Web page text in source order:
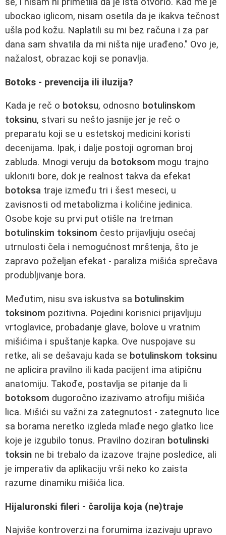
ubockao iglicom, nisam osetila da je ikakva tečnost
ušla pod kožu. Naplatili su mi bez računa i za par
dana sam shvatila da mi ništa nije urađeno." Ovo je,
nažalost, obrazac koji se ponavlja.
Botoks - prevencija ili iluzija?
Kada je reč o botoksu, odnosno botulinskom
toksinu, stvari su nešto jasnije jer je reč o
preparatu koji se u estetskoj medicini koristi
decenijama. Ipak, i dalje postoji ogroman broj
zabluda. Mnogi veruju da botoksom mogu trajno
ukloniti bore, dok je realnost takva da efekat
botoksa traje između tri i šest meseci, u
zavisnosti od metabolizma i količine jedinica.
Osobe koje su prvi put otišle na tretman
botulinskim toksinom često prijavljuju osećaj
utrnulosti čela i nemogućnost mrštenja, što je
zapravo poželjan efekat - paraliza mišića sprečava
produbljivanje bora.
Međutim, nisu sva iskustva sa botulinskim
toksinom pozitivna. Pojedini korisnici prijavljuju
vrtoglavice, probadanje glave, bolove u vratnim
mišićima i spuštanje kapka. Ove nuspojave su
retke, ali se dešavaju kada se botulinskom toksinu
ne aplicira pravilno ili kada pacijent ima atipičnu
anatomiju. Takođe, postavlja se pitanje da li
botoksom dugoročno izazivamo atrofiju mišića
lica. Mišići su važni za zategnutost - zategnuto lice
sa borama neretko izgleda mlađe nego glatko lice
koje je izgubilo tonus. Pravilno doziran botulinski
toksin ne bi trebalo da izazove trajne posledice, ali
je imperativ da aplikaciju vrši neko ko zaista
razume dinamiku mišića lica.
Hijaluronski fileri - čarolija koja (ne)traje
Najviše kontroverzi na forumima izazivaju upravo